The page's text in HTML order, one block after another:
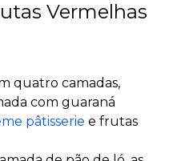
Vermelhas
quatro camadas,
com guaraná
pâtisserie e frutas